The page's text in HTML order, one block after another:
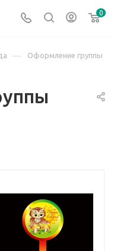
0
— Оформление группы